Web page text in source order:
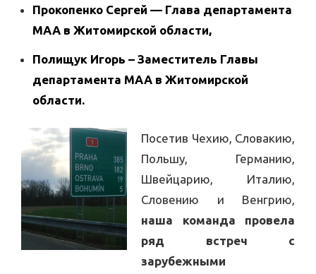
Прокопенко Сергей — Глава департамента
МАА в Житомирской области,
Полищук Игорь – Заместитель Главы
департамента МАА в Житомирской
области.
Посетив Чехию, Словакию,
Польшу, Германию,
Швейцарию, Италию,
Словению и Венгрию,
наша команда провела
ряд встреч с
зарубежными